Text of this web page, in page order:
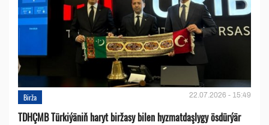
Birža 22.07.2026 - 15:49
TDHÇMB Türkiýäniň haryt biržasy bilen hyzmatdaşlygy ösdürýär